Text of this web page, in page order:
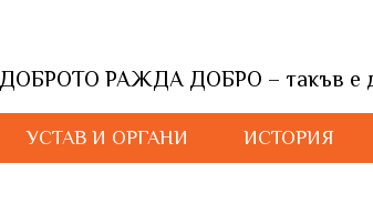
ДОБРОТО РАЖДА ДОБРО – такъв е
УСТАВ И ОРГАНИ ИСТОРИЯ